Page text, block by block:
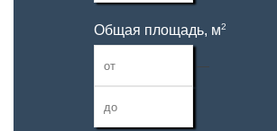
Общая площадь, м2
—